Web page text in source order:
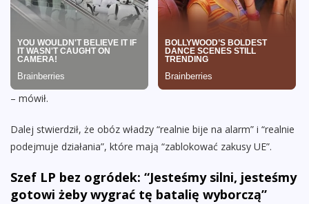
– mówił.
Dalej stwierdził, że obóz władzy “realnie bije na alarm” i “realnie
podejmuje działania”, które mają “zablokować zakusy UE”.
Szef LP bez ogródek: “Jesteśmy silni, jesteśmy
gotowi żeby wygrać tę batalię wyborczą”